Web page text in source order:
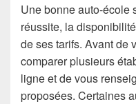
Une bonne auto-école
réussite, la
de ses tarifs. Avant de
comparer plusieurs
ligne et de vous
proposées. Certaines